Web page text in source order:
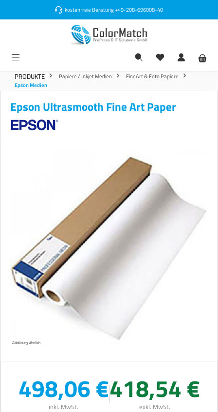
kostenfreie Beratung+49-208-696008-40
PRODUKTE Papiere / Inkjet Medien
FineArt & Foto Papiere
Epson Medien
Epson Ultrasmooth Fine Art Paper
Abbildung ähnlich
498,06 €
inkl. MwSt.
418,54 €
exkl. MwSt.